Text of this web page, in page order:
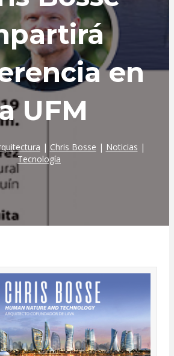
en
UFM
| Chris Bosse | Noticias |
Tecnología